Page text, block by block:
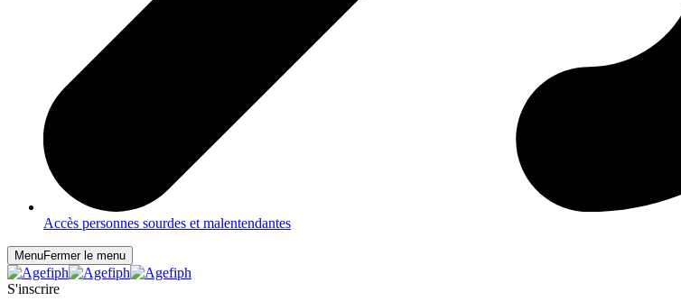
Accès personnes sourdes et malentendantes
MenuFermer le menu
S'inscrire